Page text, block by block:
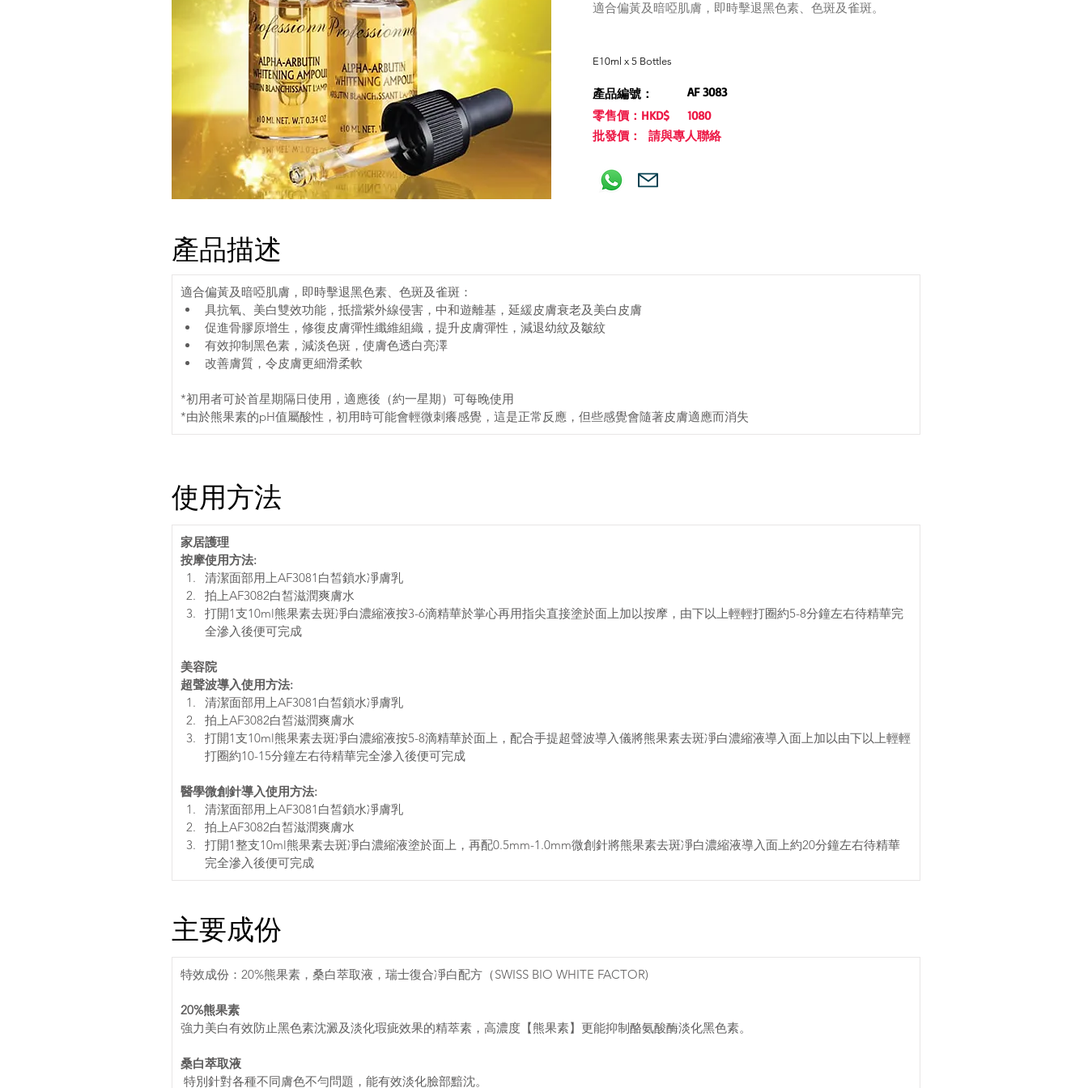
適合偏黃及暗啞肌膚，即時擊退黑色素、色斑及雀斑。
E10ml x 5 Bottles
產品編號：
AF 3083
零售價：HKD$
1080
批發價： 請與專人聯絡
產品描述
適合偏黃及暗啞肌膚，即時擊退黑色素、色斑及雀斑：
具抗氧、美白雙效功能，抵擋紫外線侵害，中和遊離基，延緩皮膚衰老及美白皮膚
促進骨膠原增生，修復皮膚彈性纖維組織，提升皮膚彈性，減退幼紋及皺紋
有效抑制黑色素，減淡色斑，使膚色透白亮澤
改善膚質，令皮膚更細滑柔軟
*初用者可於首星期隔日使用，適應後（約一星期）可每晚使用
*由於熊果素的pH值屬酸性，初用時可能會輕微刺癢感覺，這是正常反應，但些感覺會隨著皮膚適應而消失
使用方法
家居護理
按摩使用方法:
清潔面部用上AF3081白皙鎖水凈膚乳
拍上AF3082白皙滋潤爽膚水
打開1支10ml熊果素去斑凈白濃縮液按3-6滴精華於掌心再用指尖直接塗於面上加以按摩，由下以上輕輕打圈約5-8分鐘左右待精華完
全滲入後便可完成
美容院
超聲波導入使用方法:
清潔面部用上AF3081白皙鎖水凈膚乳
拍上AF3082白皙滋潤爽膚水
打開1支10ml熊果素去斑凈白濃縮液按5-8滴精華於面上，配合手提超聲波導入儀將熊果素去斑凈白濃縮液導入面上加以由下以上輕輕
打圈約10-15分鐘左右待精華完全滲入後便可完成
醫學微創針導入使用方法:
清潔面部用上AF3081白皙鎖水凈膚乳
拍上AF3082白皙滋潤爽膚水
打開1整支10ml熊果素去斑凈白濃縮液塗於面上，再配0.5mm-1.0mm微創針將熊果素去斑凈白濃縮液導入面上約20分鐘左右待精華
完全滲入後便可完成
主要成份
特效成份：20%熊果素，桑白萃取液，瑞士復合凈白配方（SWISS BIO WHITE FACTOR)
20%熊果素
強力美白有效防止黑色素沈澱及淡化瑕疵效果的精萃素，高濃度【熊果素】更能抑制酪氨酸酶淡化黑色素。
桑白萃取液
特別針對各種不同膚色不勻問題，能有效淡化臉部黯沈。